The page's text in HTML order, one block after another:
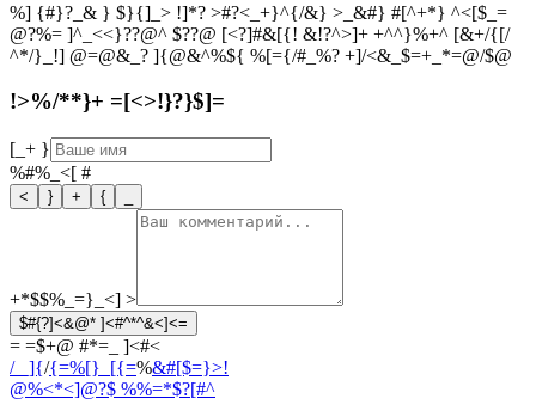
%] {#}?_& } $}{]_> !]*? >#?<_+}^{/&} >_&#} #[^+*} ^<[$_=
@?%= ]^_<<}??@^ $??@ [<?]#&[{! &!?^>]+ +^^}%+^ [&+/{[/
^*/}_!] @=@&_? ]{@&^%${ %[={/#_%? +]/<&_$=+_*=@/$@
!>%/**}+ =[<>!}?}$]=
[_+ }
%#%_<[ #
< } + {
+*$$%_=}_<] >
$#{?]<&@* ]<#^*^&<]<=
= =$+@ #*=_ ]<#<
/ _]{/{=%[}_[{=%&#[$=}>!
@%<*<]@?$ %%=*$?[#^